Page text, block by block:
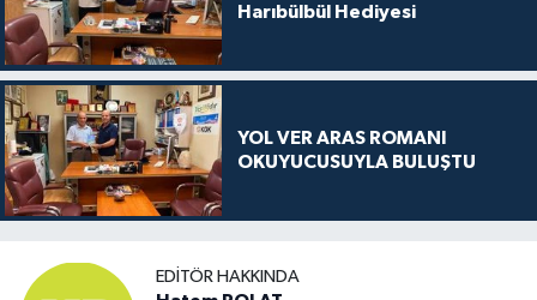
Harıbülbül Hediyesi
YOL VER ARAS ROMANI
OKUYUCUSUYLA BULUŞTU
EDITÖR HAKKINDA